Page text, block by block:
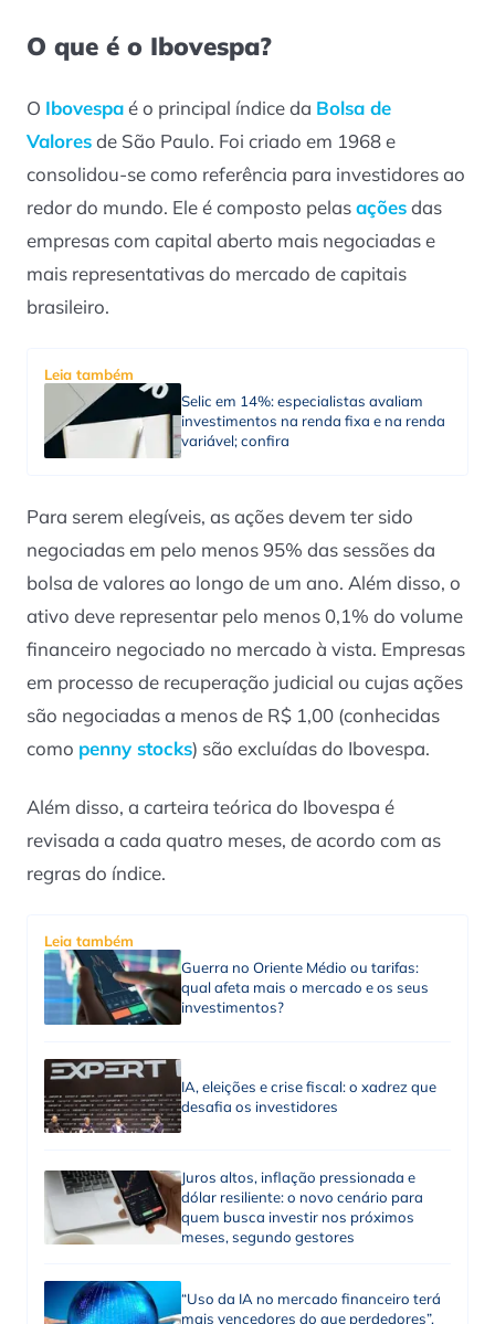
O que é o Ibovespa?
O Ibovespaé o principal índice da Bolsa de
Valoresde São Paulo. Foi criado em 1968 e
consolidou-se como referência para investidores ao
redor do mundo. Ele é composto pelasaçõesdas
empresas com capital aberto mais negociadas e
mais representativas do mercado de capitais
brasileiro.
Leia também
Selic em 14%: especialistas avaliam
investimentos na renda fixa e na renda
variável; confira
Para serem elegíveis, as ações devem ter sido
negociadas em pelo menos 95% das sessões da
bolsa de valores ao longo de um ano. Além disso, o
ativo deve representar pelo menos 0,1% do volume
financeiro negociado no mercado à vista. Empresas
em processo de recuperação judicial ou cujas ações
são negociadas a menos de R$ 1,00 (conhecidas
como penny stocks) são excluídas do Ibovespa.
Além disso, a carteira teórica do Ibovespa é
revisada a cada quatro meses, de acordo com as
regras do índice.
Leia também
Guerra no Oriente Médio ou tarifas:
qual afeta mais o mercado e os seus
investimentos?
IA, eleições e crise fiscal: o xadrez que
desafia os investidores
Juros altos, inflação pressionada e
dólar resiliente: o novo cenário para
quem busca investir nos próximos
meses, segundo gestores
“Uso da IA no mercado financeiro terá
mais vencedores do que perdedores”,